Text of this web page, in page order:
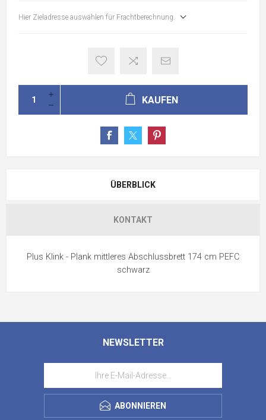
Hier Zieladresse auswählen für Frachtberechnung.
KAUFEN
ÜBERBLICK
KONTAKT
Plus Klink - Plank mittleres Abschlussbrett 174 cm PEFC
schwarz
NEWSLETTER
ABONNIEREN